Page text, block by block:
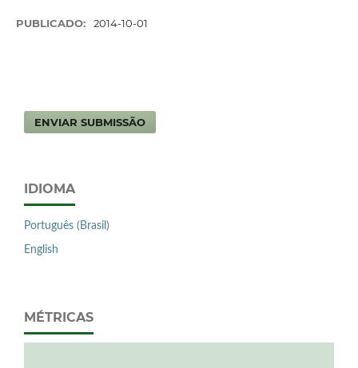
PUBLICADO: 2014-10-01
ENVIAR SUBMISSÃO
IDIOMA
Português (Brasil)
English
MÉTRICAS